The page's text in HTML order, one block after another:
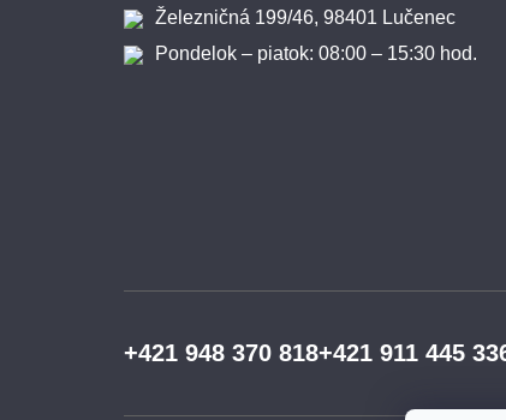
Železničná 199/46, 98401 Lučenec
Pondelok – piatok: 08:00 – 15:30 hod.
+421 948 370 818+421 911 445